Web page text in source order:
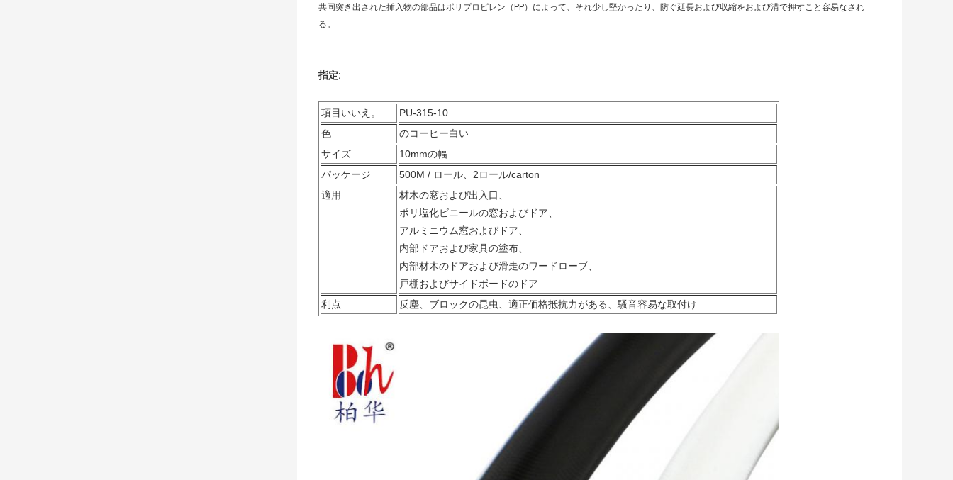
共同突き出された挿入物の部品はポリプロピレン（PP）によって、それ少し堅かったり、防ぐ延長および収縮をおよび溝で押すこと容易なされ
る。
指定:
項目いいえ。
PU-315-10
色
のコーヒー白い
サイズ
10mmの幅
パッケージ
500M / ロール、2ロール/carton
適用
材木の窓および出入口、
ポリ塩化ビニールの窓およびドア、
アルミニウム窓およびドア、
内部ドアおよび家具の塗布、
内部材木のドアおよび滑走のワードローブ、
戸棚およびサイドボードのドア
利点
反塵、ブロックの昆虫、適正価格抵抗力がある、騒音容易な取付け